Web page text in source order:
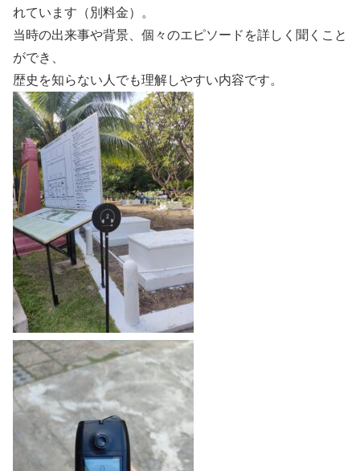
れています（別料金）。
当時の出来事や背景、個々のエピソードを詳しく聞くこと
ができ、
歴史を知らない人でも理解しやすい内容です。